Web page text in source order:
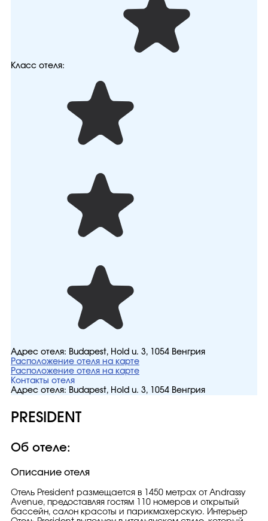
Класс отеля:
Адрес отеля: Budapest, Hold u. 3, 1054 Венгрия
Расположение отеля на карте
Расположение отеля на карте
Контакты отеля
Адрес отеля: Budapest, Hold u. 3, 1054 Венгрия
PRESIDENT
Об отеле:
Описание отеля
Отель President размещается в 1450 метрах от Andrassy
Avenue, предоставляя гостям 110 номеров и открытый
бассейн, салон красоты и парикмахерскую. Интерьер